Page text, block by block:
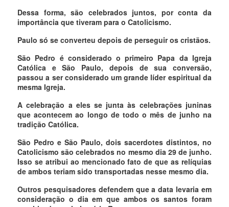
Dessa forma, são celebrados juntos, por conta da
importância que tiveram para o Catolicismo.
Paulo só se converteu depois de perseguir os cristãos.
São Pedro é considerado o primeiro Papa da Igreja
Católica e São Paulo, depois de sua conversão,
passou a ser considerado um grande líder espiritual da
mesma Igreja.
A celebração a eles se junta às celebrações juninas
que acontecem ao longo de todo o mês de junho na
tradição Católica.
São Pedro e São Paulo, dois sacerdotes distintos, no
Catolicismo são celebrados no mesmo dia 29 de junho.
Isso se atribui ao mencionado fato de que as relíquias
de ambos teriam sido transportadas nesse mesmo dia.
Outros pesquisadores defendem que a data levaria em
consideração o dia em que ambos os santos foram